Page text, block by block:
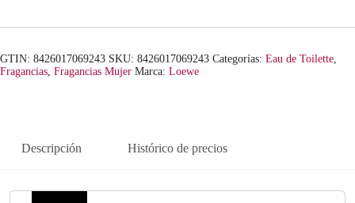
e
1
:
9
GTIN: 8426017069243 SKU: 8426017069243 Categorías: Eau de Toilette
Fragancias Fragancias Mujer Marca: Loewe
Descripción Histórico de precios